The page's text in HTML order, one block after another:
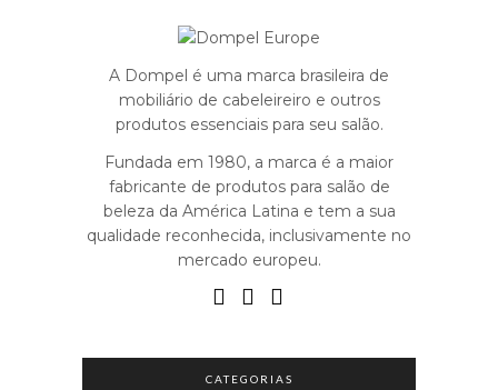
A Dompel é uma marca brasileira de
mobiliário de cabeleireiro e outros
produtos essenciais para seu salão.
Fundada em 1980, a marca é a maior
fabricante de produtos para salão de
beleza da América Latina e tem a sua
qualidade reconhecida, inclusivamente no
mercado europeu.
CATEGORIAS